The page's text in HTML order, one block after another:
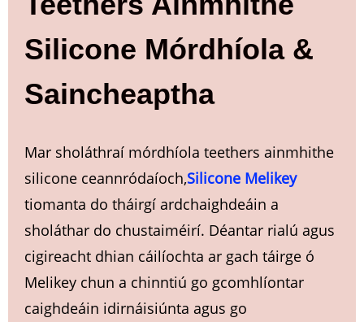
Silicone Mórdhíola &
Saincheaptha
Mar sholáthraí mórdhíola teethers ainmhithe
silicone ceannródaíoch,Silicone Melikey
tiomanta do tháirgí ardchaighdeáin a
sholáthar do chustaiméirí. Déantar rialú agus
cigireacht dhian cáilíochta ar gach táirge ó
Melikey chun a chinntiú go gcomhlíontar
caighdeáin idirnáisiúnta agus go